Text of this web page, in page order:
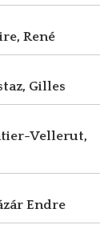
René
Gilles
Vellerut,
Endre